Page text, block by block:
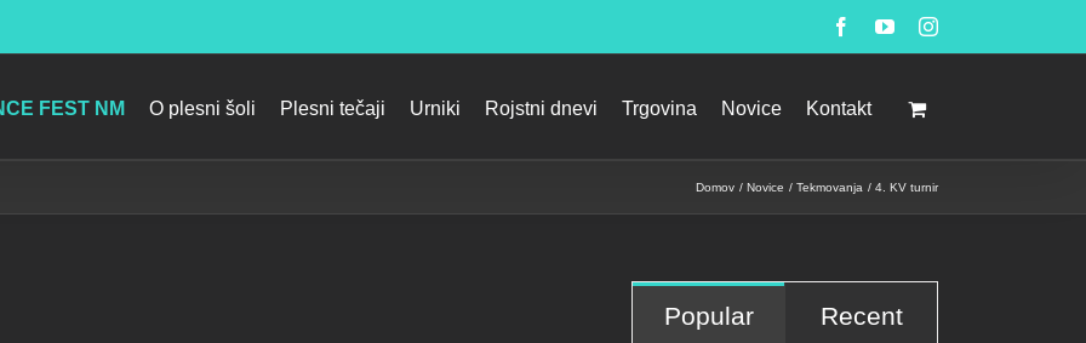
FacebookYouTubeInstagram
FEST NM O plesni šoli Plesni tečaji Urniki Rojstni dnevi Trgovina Novice Kontakt
Domov Novice Tekmovanja 4. KV turnir
Popular Recent